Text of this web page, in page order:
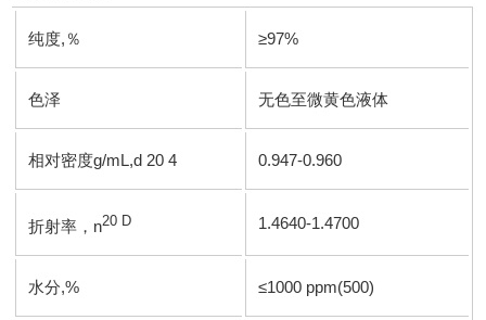
纯度,％ ≥97%
色泽 无色至微黄色液体
相对密度g/mL,d 20 4 0.947-0.960
折射率，n20 D 1.4640-1.4700
水分,% ≤1000 ppm(500)